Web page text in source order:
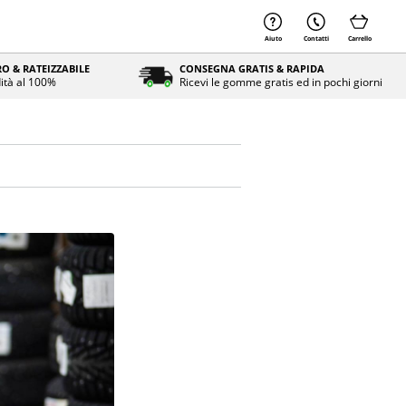
Aiuto Contatti Carrello
& RATEIZZABILE
al 100%
CONSEGNA GRATIS & RAPIDA
Ricevi le gomme gratis ed in pochi giorni